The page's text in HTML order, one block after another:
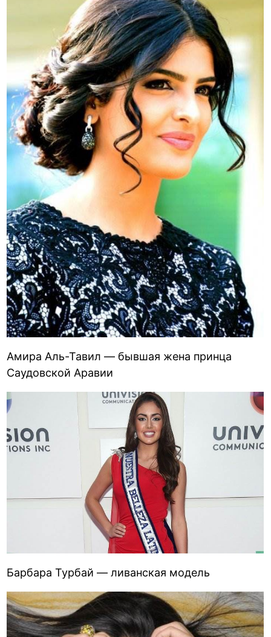
Амира Аль-Тавил — бывшая жена принца
Саудовской Аравии
Барбара Турбай — ливанская модель